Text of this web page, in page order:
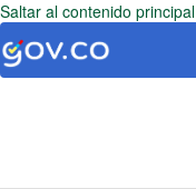
Saltar al contenido principal